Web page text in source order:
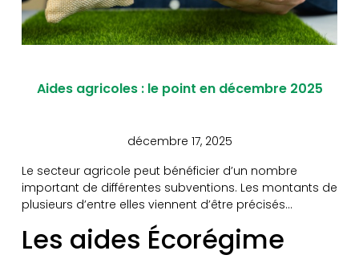
Aides agricoles : le point en décembre 2025
décembre 17, 2025
Le secteur agricole peut bénéficier d’un nombre
important de différentes subventions. Les montants de
plusieurs d’entre elles viennent d’être précisés…
Les aides Écorégime